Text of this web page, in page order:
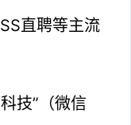
直聘等主流
技”（微信